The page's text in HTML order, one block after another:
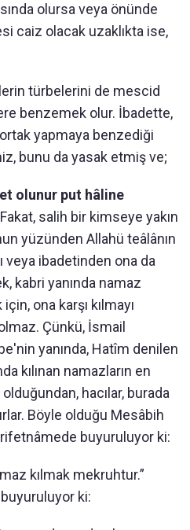
olursa veya önünde
caiz olacak uzaklıkta ise,
türbelerini de mescid
benzemek olur. İbadette,
yapmaya benzediği
bunu da yasak etmiş ve;
olunur put hâline
salih bir kimseye yakın
yüzünden Allahü teâlânın
veya ibadetinden ona da
kabri yanında namaz
için, ona karşı kılmayı
Çünkü, İsmail
yanında, Hatîm denilen
kılınan namazların en
hacılar, burada
Böyle olduğu Mesâbih
buyuruluyor ki:
kılmak mekruhtur.”
ki: